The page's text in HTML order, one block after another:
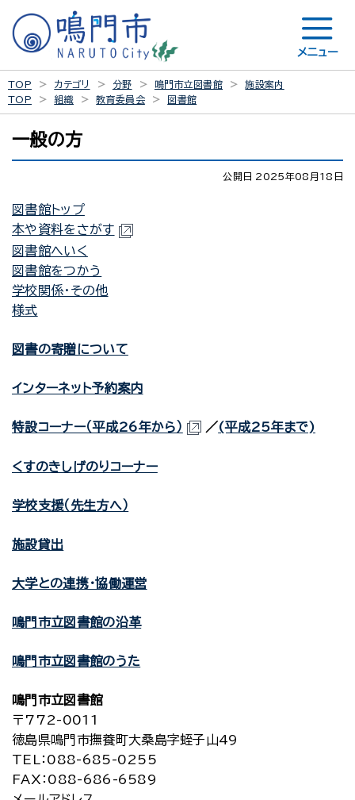
メニュー
TOP カテゴリ 分野 鳴門市立図書館
施設案内
TOP
組織 教育委員会 図書館
一般の方
公開日 2025年08月18日
図書館トップ
本や資料をさがす
図書館へいく
図書館をつかう
学校関係・その他
様式
図書の寄贈について
インターネット予約案内
特設コーナー（平成26年から） ／(平成25年まで)
くすのきしげのりコーナー
学校支援（先生方へ）
施設貸出
大学との連携・協働運営
鳴門市立図書館の沿革
鳴門市立図書館のうた
鳴門市立図書館
〒772-0011
徳島県鳴門市撫養町大桑島字蛭子山49
TEL：088-685-0255
FAX ：088-686-6589